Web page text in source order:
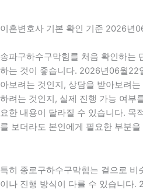
이혼변호사 기본 확인 기준 2026년
송파구하수구막힘를 처음 확인하는
하는 것이 좋습니다. 2026년06월22
아보려는 것인지, 상담을 받아보려
하려는 것인지, 실제 진행 가능 여부
요한 내용이 달라질 수 있습니다. 목
를 보더라도 본인에게 필요한 부분
특히 종로구하수구막힘는 겉으로 비
이나 진행 방식이 다를 수 있습니다